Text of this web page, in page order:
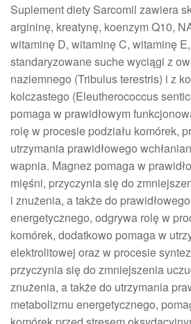
Suplement diety Sarcomil zawiera
argininę, kreatynę, koenzym Q10,
witaminę D, witaminę C, witaminę
standaryzowane suche wyciągi z
naziemnego (Tribulus terestris) i z
kolczastego (Eleutherococcus
pomaga w prawidłowym
rolę w procesie podziału komórek,
utrzymania prawidłowego
wapnia. Magnez pomaga w
mięśni, przyczynia się do
i znużenia, a także do
energetycznego, odgrywa rolę w
komórek, dodatkowo pomaga w
elektrolitowej oraz w procesie
przyczynia się do zmniejszenia
znużenia, a także do utrzymania
metabolizmu energetycznego,